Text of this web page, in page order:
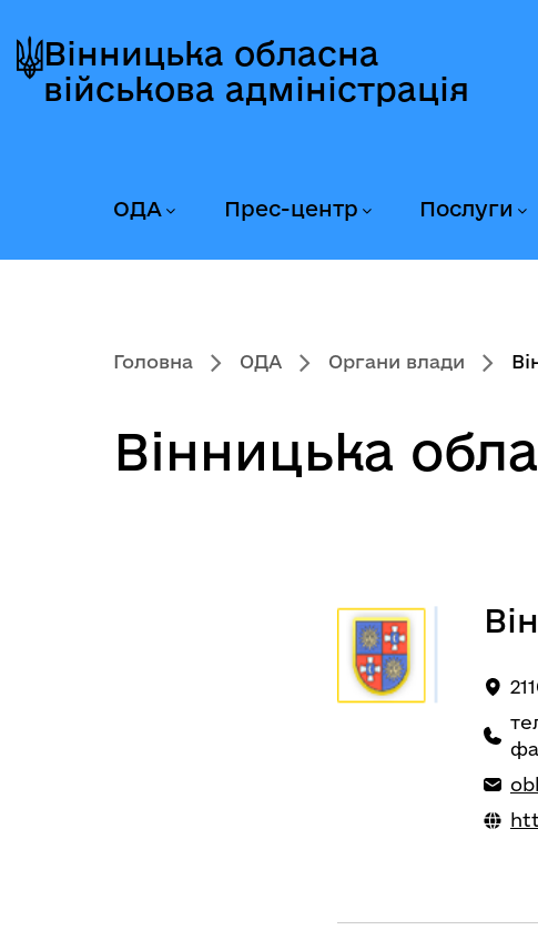
до
головного
до
головного
вмісту
до
головного
колонтитула
Вінницька обласна
військова адміністрація
ОДА Прес-центр Послуги
Головна ОДА Органи влади
Вінницька